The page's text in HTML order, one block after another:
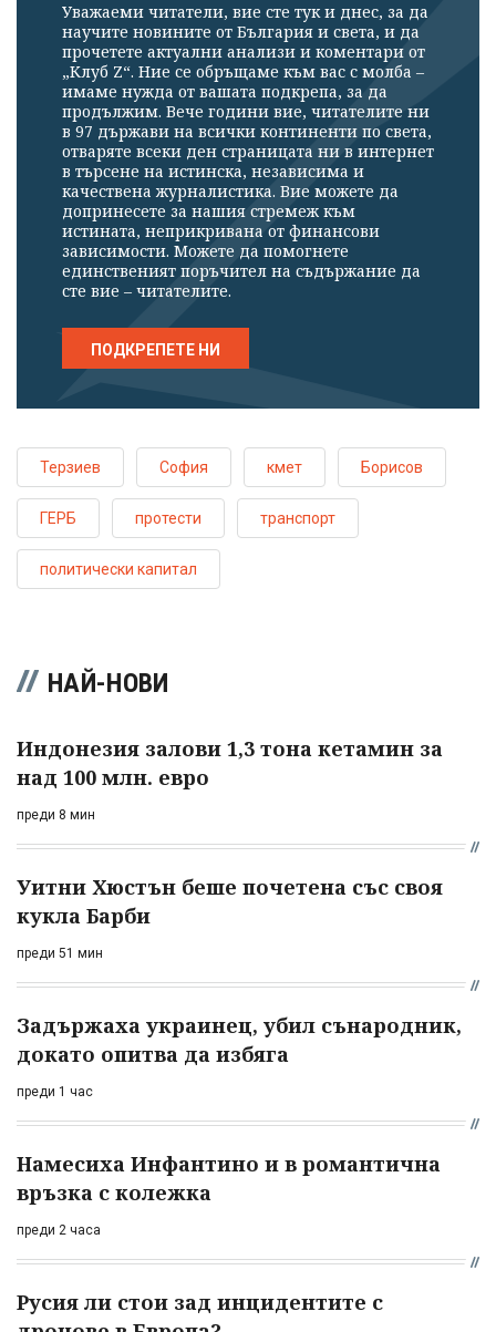
Уважаеми читатели, вие сте тук и днес, за да
научите новините от България и света, и да
прочетете актуални анализи и коментари от
„Клуб Z“. Ние се обръщаме към вас с молба –
имаме нужда от вашата подкрепа, за да
продължим. Вече години вие, читателите ни
в 97 държави на всички континенти по света,
отваряте всеки ден страницата ни в интернет
в търсене на истинска, независима и
качествена журналистика. Вие можете да
допринесете за нашия стремеж към
истината, неприкривана от финансови
зависимости. Можете да помогнете
единственият поръчител на съдържание да
сте вие – читателите.
ПОДКРЕПЕТЕ НИ
Терзиев София кмет Борисов
ГЕРБ протести транспорт
политически капитал
НАЙ-НОВИ
Индонезия залови 1,3 тона кетамин за
над 100 млн. евро
преди 8 мин
Уитни Хюстън беше почетена със своя
кукла Барби
преди 51 мин
Задържаха украинец, убил сънародник,
докато опитва да избяга
преди 1 час
Намесиха Инфантино и в романтична
връзка с колежка
преди 2 часа
Русия ли стои зад инцидентите с